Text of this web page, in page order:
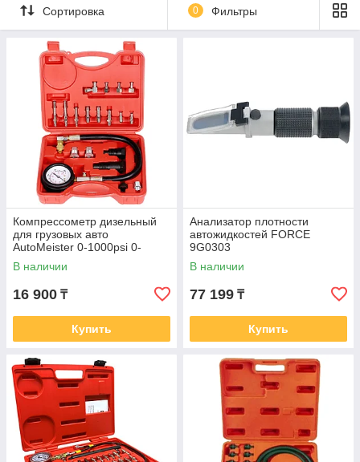
Сортировка 0 Фильтры
Компрессометр дизельный
для грузовых авто
AutoMeister 0-1000psi 0-
70бар TA1020A
В наличии
16 900 ₸
Купить
Анализатор плотности
автожидкостей FORCE
9G0303
В наличии
77 199 ₸
Купить